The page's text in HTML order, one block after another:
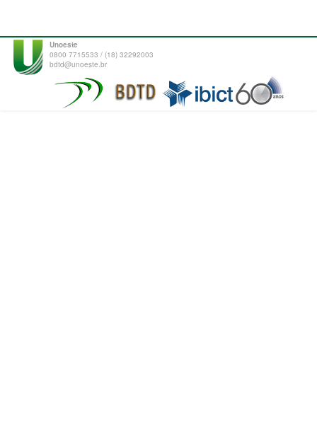
Unoeste
0800 7715533 / (18) 32292003
bdtd@unoeste.br